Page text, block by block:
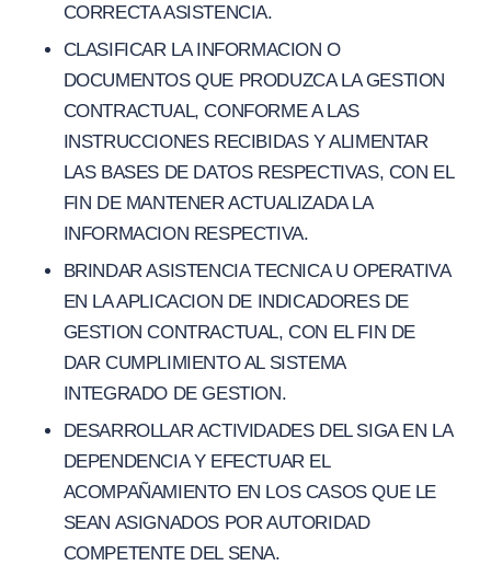
CORRECTA ASISTENCIA.
CLASIFICAR LA INFORMACION O
DOCUMENTOS QUE PRODUZCA LA GESTION
CONTRACTUAL, CONFORME A LAS
INSTRUCCIONES RECIBIDAS Y ALIMENTAR
LAS BASES DE DATOS RESPECTIVAS, CON EL
FIN DE MANTENER ACTUALIZADA LA
INFORMACION RESPECTIVA.
BRINDAR ASISTENCIA TECNICA U OPERATIVA
EN LA APLICACION DE INDICADORES DE
GESTION CONTRACTUAL, CON EL FIN DE
DAR CUMPLIMIENTO AL SISTEMA
INTEGRADO DE GESTION.
DESARROLLAR ACTIVIDADES DEL SIGA EN LA
DEPENDENCIA Y EFECTUAR EL
ACOMPAÑAMIENTO EN LOS CASOS QUE LE
SEAN ASIGNADOS POR AUTORIDAD
COMPETENTE DEL SENA.